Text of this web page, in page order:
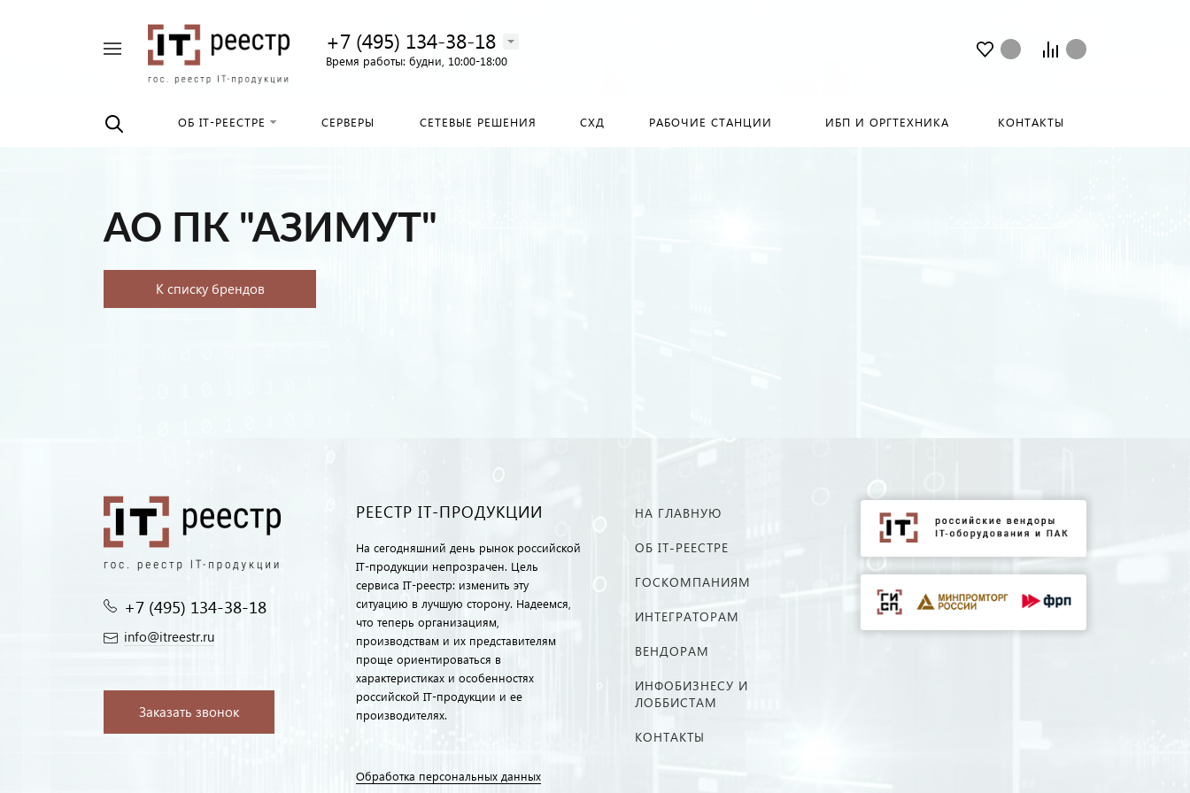
+7 (495) 134-38-18‬
Время работы: будни, 10:00-18:00
ОБ IT-РЕЕСТРЕ СЕРВЕРЫ СЕТЕВЫЕ РЕШЕНИЯ СХД РАБОЧИЕ СТАНЦИИ ИБП И ОРГТЕХНИКА КОНТАКТЫ
АО ПК "АЗИМУТ"
К списку брендов
+7 (495) 134-38-18‬
info@itreestr.ru
Заказать звонок
РЕЕСТР IT-ПРОДУКЦИИ
На сегодняшний день рынок российской
IT-продукции непрозрачен. Цель
сервиса IT-реестр: изменить эту
ситуацию в лучшую сторону. Надеемся,
что теперь организациям,
производствам и их представителям
проще ориентироваться в
характеристиках и особенностях
российской IT-продукции и ее
производителях.
Обработка персональных данных
НА ГЛАВНУЮ
ОБ IT-РЕЕСТРЕ
ГОСКОМПАНИЯМ
ИНТЕГРАТОРАМ
ВЕНДОРАМ
ИНФОБИЗНЕСУ И
ЛОББИСТАМ
КОНТАКТЫ